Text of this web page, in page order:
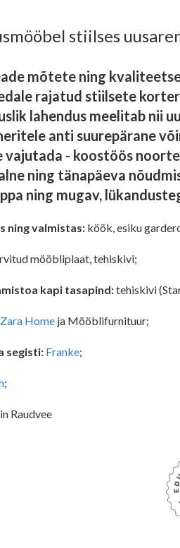
stiilses
mõtete ning
rajatud stiilsete
lahendus meelitab nii
anti suurepärane
vajutada - koostöös
ning tänapäeva
ning mugav,
ning valmistas: köök, esiku
mööbliplaat, tehiskivi;
kapi tasapind:tehiskivi
Zara Home ja Mööblifurnituur;
segisti: Franke;
;
Raudvee